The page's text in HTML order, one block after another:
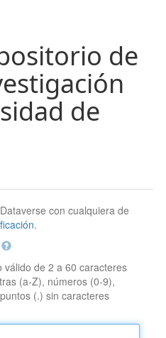
de
de
con cualquiera de
.
de 2 a 60 caracteres
(a-Z), números (0-9),
(.) sin caracteres